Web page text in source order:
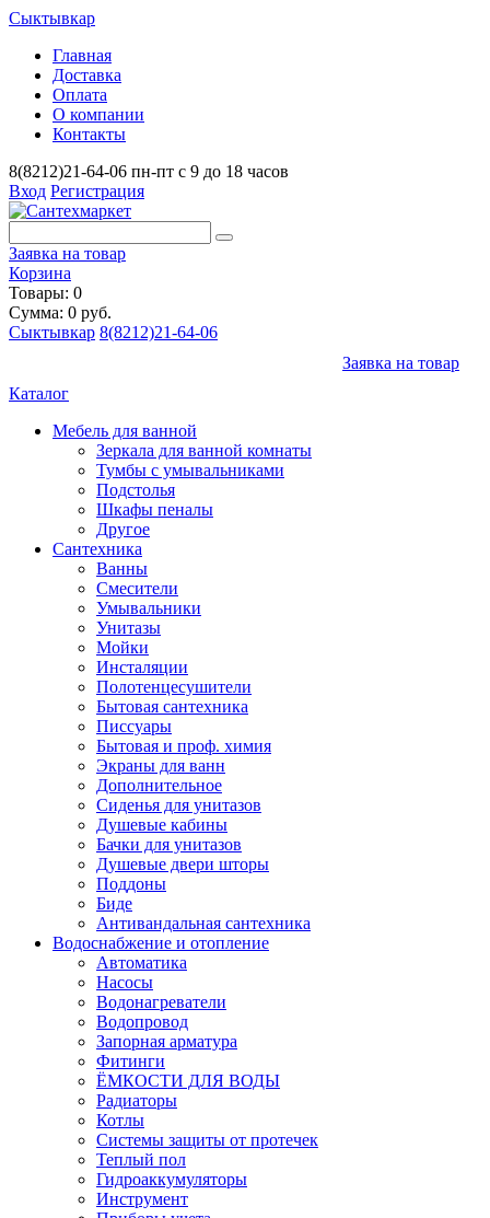
Сыктывкар
Главная
Доставка
Оплата
О компании
Контакты
8(8212)21-64-06 пн-пт с 9 до 18 часов
Вход Регистрация
Заявка на товар
Корзина
Товары: 0
Сумма: 0 руб.
Сыктывкар 8(8212)21-64-06
Заявка на товар
Каталог
Мебель для ванной
Зеркала для ванной комнаты
Тумбы с умывальниками
Подстолья
Шкафы пеналы
Другое
Сантехника
Ванны
Смесители
Умывальники
Унитазы
Мойки
Инсталяции
Полотенцесушители
Бытовая сантехника
Писсуары
Бытовая и проф. химия
Экраны для ванн
Дополнительное
Сиденья для унитазов
Душевые кабины
Бачки для унитазов
Душевые двери шторы
Поддоны
Биде
Антивандальная сантехника
Водоснабжение и отопление
Автоматика
Насосы
Водонагреватели
Водопровод
Запорная арматура
Фитинги
ЁМКОСТИ ДЛЯ ВОДЫ
Радиаторы
Котлы
Системы защиты от протечек
Теплый пол
Гидроаккумуляторы
Инструмент